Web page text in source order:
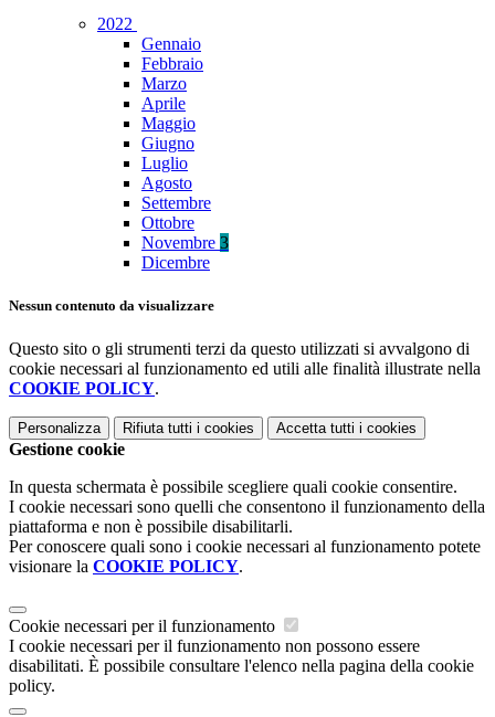
2022
Gennaio
Febbraio
Marzo
Aprile
Maggio
Giugno
Luglio
Agosto
Settembre
Ottobre
Novembre 3
Dicembre
Nessun contenuto da visualizzare
Questo sito o gli strumenti terzi da questo utilizzati si avvalgono di
cookie necessari al funzionamento ed utili alle finalità illustrate nella
COOKIE POLICY.
Personalizza Rifiuta tutti i cookies Accetta tutti i cookies
Gestione cookie
In questa schermata è possibile scegliere quali cookie consentire.
I cookie necessari sono quelli che consentono il funzionamento della
piattaforma e non è possibile disabilitarli.
Per conoscere quali sono i cookie necessari al funzionamento potete
visionare la COOKIE POLICY.
Cookie necessari per il funzionamento
I cookie necessari per il funzionamento non possono essere
disabilitati. È possibile consultare l'elenco nella pagina della cookie
policy.